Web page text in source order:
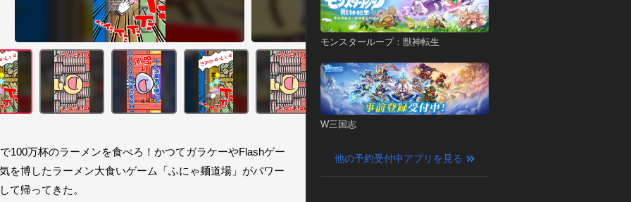
100万杯のラーメンを食べろ！かつてガラケーやFlashゲー
を博したラーメン大食いゲーム「ふにゃ麺道場」がパワー
て帰ってきた。
モンスターループ：獣神転生
W三国志
他の予約受付中アプリを見る